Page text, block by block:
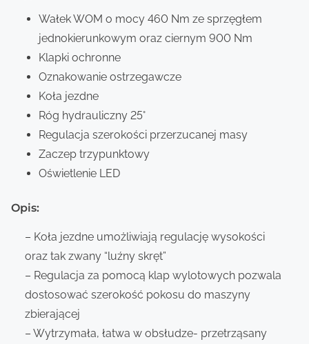
Wałek WOM o mocy 460 Nm ze sprzęgłem
jednokierunkowym oraz ciernym 900 Nm
Klapki ochronne
Oznakowanie ostrzegawcze
Koła jezdne
Róg hydrauliczny 25°
Regulacja szerokości przerzucanej masy
Zaczep trzypunktowy
Oświetlenie LED
Opis:
– Koła jezdne umożliwiają regulację wysokości
oraz tak zwany “luźny skręt”
– Regulacja za pomocą klap wylotowych pozwala
dostosować szerokość pokosu do maszyny
zbierającej
– Wytrzymała, łatwa w obsłudze- przetrząsany